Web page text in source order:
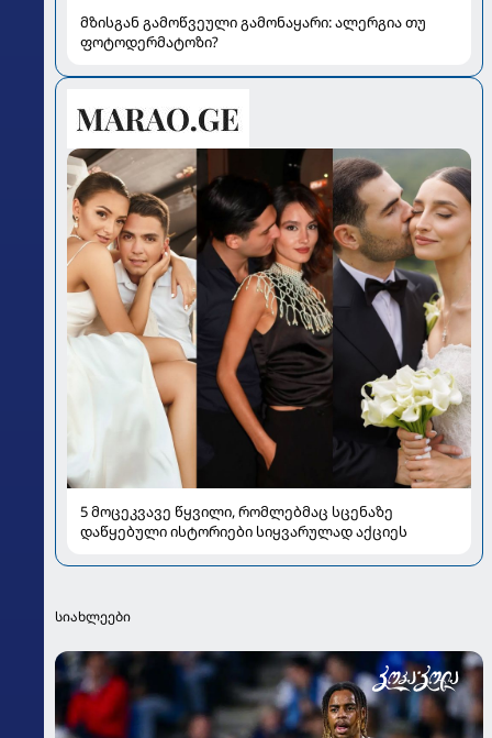
მზისგან გამოწვეული გამონაყარი: ალერგია თუ
ფოტოდერმატოზი?
5 მოცეკვავე წყვილი, რომლებმაც სცენაზე
დაწყებული ისტორიები სიყვარულად აქციეს
სიახლეები